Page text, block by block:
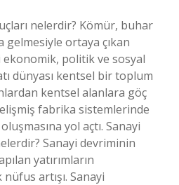
nelerdir? Kömür, buhar
ortaya çıkan
politik ve sosyal
dünyası kentsel bir toplum
kentsel alanlara göç
fabrika sistemlerinde
yol açtı. Sanayi
Sanayi devriminin
yatırımların
artışı. Sanayi